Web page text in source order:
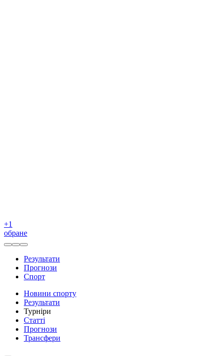
+1
обране
Результати
Прогнози
Спорт
Новини спорту
Результати
Турніри
Статті
Прогнози
Трансфери